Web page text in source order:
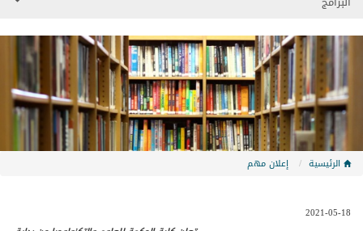
الرئيسية إعلان مهم
2021-05-18